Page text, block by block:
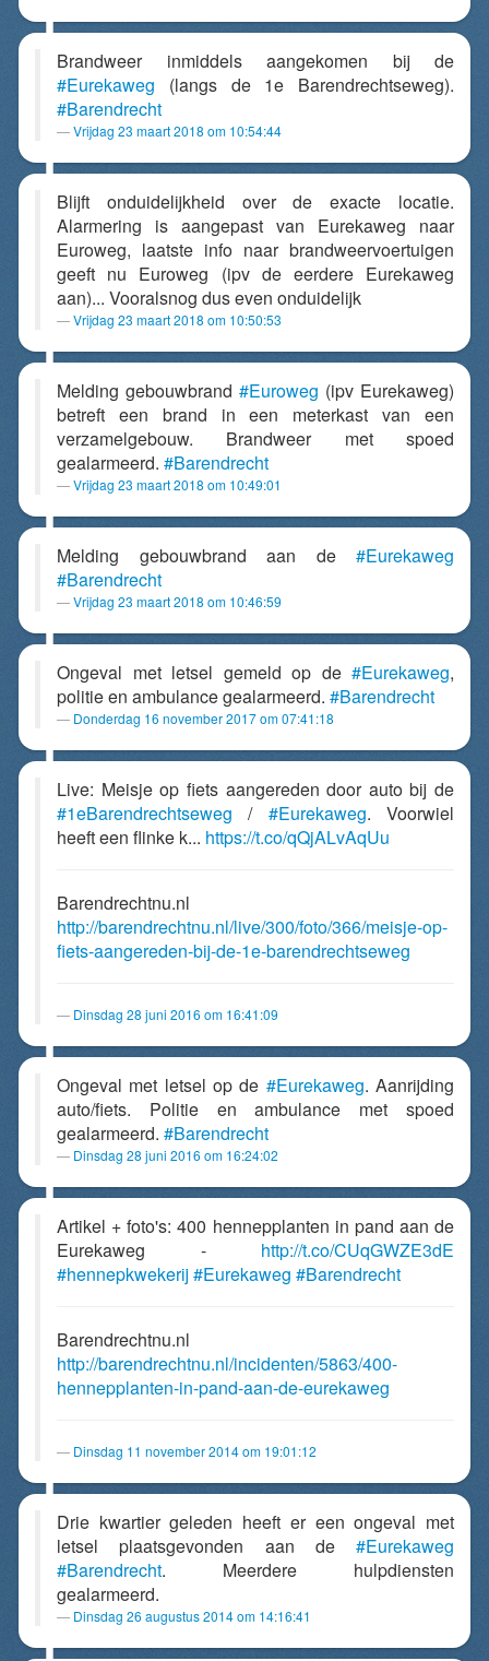
Brandweer inmiddels aangekomen bij de
#Eurekaweg (langs de 1e Barendrechtseweg).
#Barendrecht
Vrijdag 23 maart 2018 om 10:54:44
Blijft onduidelijkheid over de exacte locatie.
Alarmering is aangepast van Eurekaweg naar
Euroweg, laatste info naar brandweervoertuigen
geeft nu Euroweg (ipv de eerdere Eurekaweg
aan)... Vooralsnog dus even onduidelijk
Vrijdag 23 maart 2018 om 10:50:53
Melding gebouwbrand #Euroweg (ipv Eurekaweg)
betreft een brand in een meterkast van een
verzamelgebouw. Brandweer met spoed
gealarmeerd. #Barendrecht
Vrijdag 23 maart 2018 om 10:49:01
Melding gebouwbrand aan de #Eurekaweg
#Barendrecht
Vrijdag 23 maart 2018 om 10:46:59
Ongeval met letsel gemeld op de #Eurekaweg,
politie en ambulance gealarmeerd. #Barendrecht
Donderdag 16 november 2017 om 07:41:18
Live: Meisje op fiets aangereden door auto bij de
#1eBarendrechtseweg / #Eurekaweg. Voorwiel
heeft een flinke k... https://t.co/qQjALvAqUu
Barendrechtnu.nl
http://barendrechtnu.nl/live/300/foto/366/meisje-op-
fiets-aangereden-bij-de-1e-barendrechtseweg
Dinsdag 28 juni 2016 om 16:41:09
Ongeval met letsel op de #Eurekaweg. Aanrijding
auto/fiets. Politie en ambulance met spoed
gealarmeerd. #Barendrecht
Dinsdag 28 juni 2016 om 16:24:02
Artikel + foto's: 400 hennepplanten in pand aan de
Eurekaweg - http://t.co/CUqGWZE3dE
#hennepkwekerij#Eurekaweg #Barendrecht
Barendrechtnu.nl
http://barendrechtnu.nl/incidenten/5863/400-
hennepplanten-in-pand-aan-de-eurekaweg
Dinsdag 11 november 2014 om 19:01:12
Drie kwartier geleden heeft er een ongeval met
letsel plaatsgevonden aan de #Eurekaweg
#Barendrecht. Meerdere hulpdiensten
gealarmeerd.
Dinsdag 26 augustus 2014 om 14:16:41